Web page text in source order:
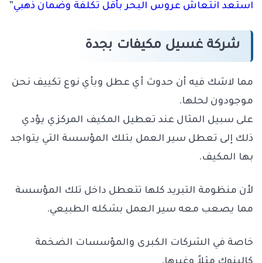
استعد انتعاش عروس البحر بأقل تكلفة وضمان ذهبي”
شركة غسيل مكيفات بجدة
مما لاشك فيه أن حدوث أي عطل وبأي نوع تكييف نحن
موجودون لحلها.
على سبيل المثال عند تعطيل المكيف المركزي يؤدي
ذلك إلى تعطل سير العمل بتلك المؤسسة التي يتواجد
بها المكيف.
لأن منظومة التبريد كلها تتعطل داخل تلك المؤسسة
مما يصعب معه سير العمل بشكله الطبيعي.
خاصة في الشركات الكبرى والمؤسسات الضخمة